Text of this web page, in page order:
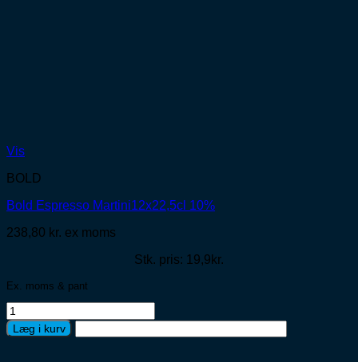
Vis
BOLD
Bold Espresso Martini12x22,5cl 10%
238,80 kr. ex moms
Stk. pris: 19,9kr.
Ex. moms & pant
Bold
Espresso
Martini12x22,5cl
Læg i kurv